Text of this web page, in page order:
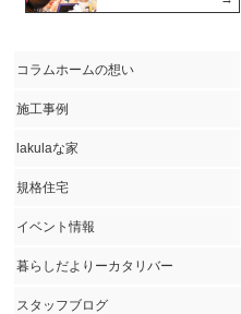
コラムホームの想い
施工事例
lakulaな家
規格住宅
イベント情報
暮らしだよりーカタリバー
スタッフブログ